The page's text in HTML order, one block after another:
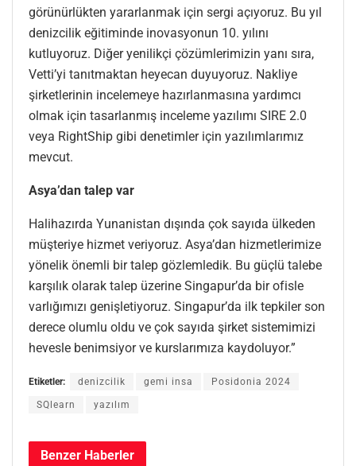
görünürlükten yararlanmak için sergi açıyoruz. Bu yıl
denizcilik eğitiminde inovasyonun 10. yılını
kutluyoruz. Diğer yenilikçi çözümlerimizin yanı sıra,
Vetti’yi tanıtmaktan heyecan duyuyoruz. Nakliye
şirketlerinin incelemeye hazırlanmasına yardımcı
olmak için tasarlanmış inceleme yazılımı SIRE 2.0
veya RightShip gibi denetimler için yazılımlarımız
mevcut.
Asya’dan talep var
Halihazırda Yunanistan dışında çok sayıda ülkeden
müşteriye hizmet veriyoruz. Asya’dan hizmetlerimize
yönelik önemli bir talep gözlemledik. Bu güçlü talebe
karşılık olarak talep üzerine Singapur’da bir ofisle
varlığımızı genişletiyoruz. Singapur’da ilk tepkiler son
derece olumlu oldu ve çok sayıda şirket sistemimizi
hevesle benimsiyor ve kurslarımıza kaydoluyor.”
Etiketler: denizcilik gemi insa Posidonia 2024
SQlearn yazılım
Benzer Haberler